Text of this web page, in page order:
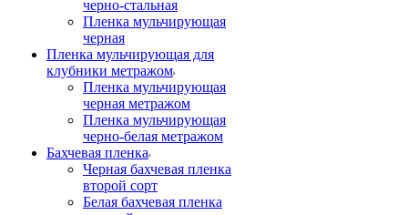
черно-стальная
Пленка мульчирующая
черная
Пленка мульчирующая для
клубники метражом
Пленка мульчирующая
черная метражом
Пленка мульчирующая
черно-белая метражом
Бахчевая пленка
Черная бахчевая пленка
второй сорт
Белая бахчевая пленка